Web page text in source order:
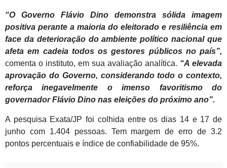
“O Governo Flávio Dino demonstra sólida imagem
positiva perante a maioria do eleitorado e resiliência em
face da deterioração do ambiente político nacional que
afeta em cadeia todos os gestores públicos no país”,
comenta o instituto, em sua avaliação analítica. “A elevada
aprovação do Governo, considerando todo o contexto,
reforça inegavelmente o imenso favoritismo do
governador Flávio Dino nas eleições do próximo ano”.
A pesquisa Exata/JP foi colhida entre os dias 14 e 17 de
junho com 1.404 pessoas. Tem margem de erro de 3.2
pontos percentuais e índice de confiabilidade de 95%.